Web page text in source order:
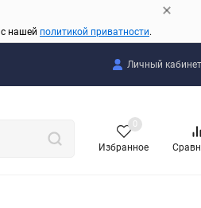
нашей политикой приватности.
Личный кабинет
Избранное
0